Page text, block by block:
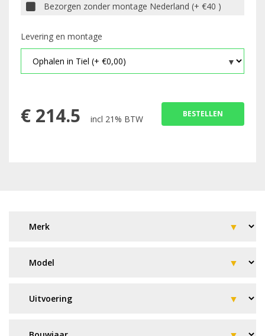
Bezorgen zonder montage Nederland (+ €40 )
Levering en montage
€ 214.5 incl 21% BTW BESTELLEN